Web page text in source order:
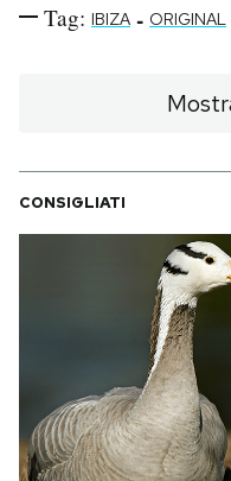
Tag: IBIZA - ORIGINAL
CONSIGLIATI